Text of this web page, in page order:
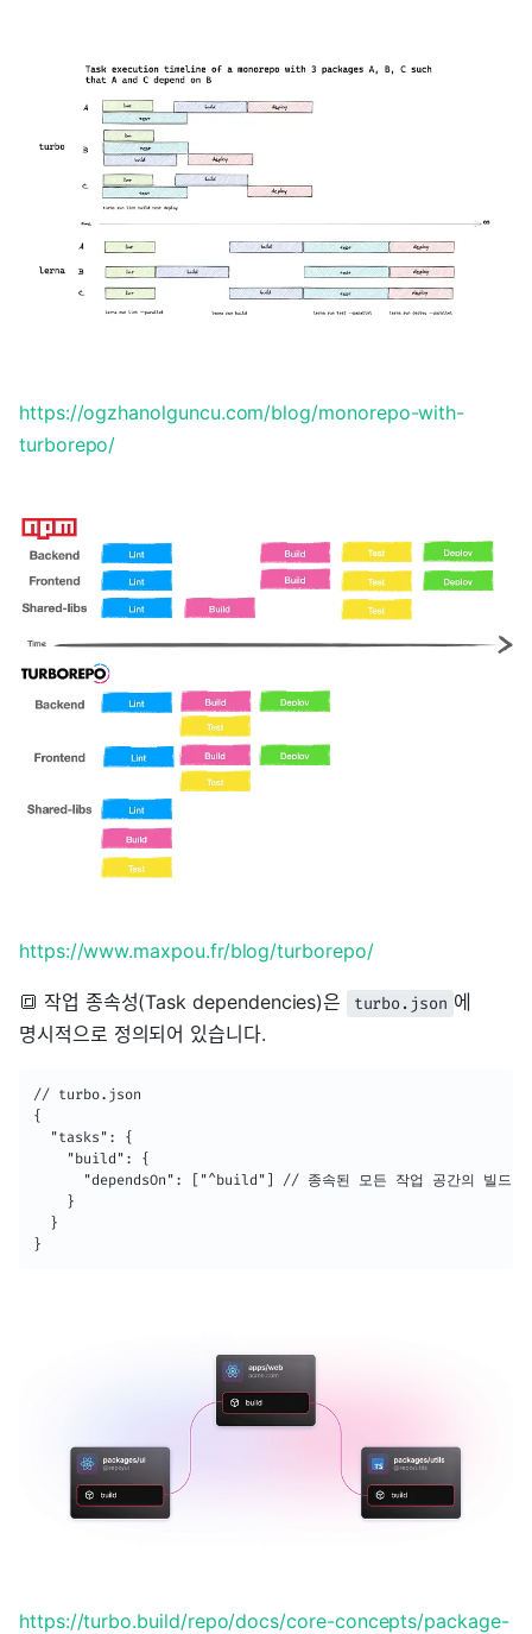
https://ogzhanolguncu.com/blog/monorepo-with-
turborepo/
https://www.maxpou.fr/blog/turborepo/
🔳 작업 종속성(Task dependencies)은 turbo.json 에
명시적으로 정의되어 있습니다.
// turbo.json
{
  "tasks": {
    "build": {
"dependsOn": ["^build"] // 종속된 모든 작업 공간의 빌드 작
    }
  }
}
https://turbo.build/repo/docs/core-concepts/package-